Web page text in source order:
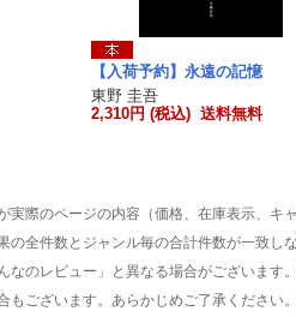
【入荷予約】永遠の記憶
東野 圭吾
2,310円 (税込) 送料無料
際のページの内容（価格、在庫表示、キ
全件数とジャンル毎の合計件数が一致しな
のレビュー」と異なる場合がございます
ございます。あらかじめご了承ください